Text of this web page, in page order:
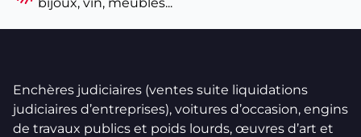
Spécialités
Enchères judiciaires (ventes suite liquidations
judiciaires d’entreprises), voitures d’occasion, engins
de travaux publics et poids lourds, œuvres d’art et